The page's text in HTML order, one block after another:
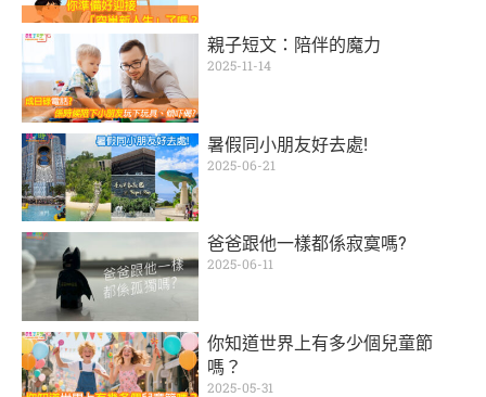
親子短文：陪伴的魔力
2025-11-14
暑假同小朋友好去處!
2025-06-21
爸爸跟他一樣都係寂寞嗎?
2025-06-11
你知道世界上有多少個兒童節
嗎？
2025-05-31